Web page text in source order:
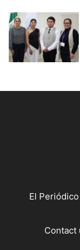
El
Contact